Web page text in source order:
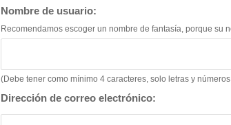
Nombre de usuario:
Recomendamos escoger un nombre de fantasía, porque su
(Debe tener como mínimo 4 caracteres, solo letras y
Dirección de correo electrónico: